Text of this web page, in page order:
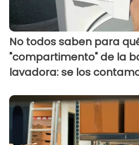
No todos saben para
"compartimento" de la
lavadora: se los